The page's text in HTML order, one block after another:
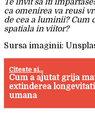
Te invit sa iti
ca omenirea va reusi
de cea a luminii? Cum
spatiala in viitor?
Sursa imaginii:
Citeste si...
Cum a ajutat grija
extinderea
umana